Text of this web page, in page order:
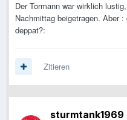
Der Tormann war wirklich
Nachmittag beigetragen. Aber
deppat?:
Zitieren
sturmtank1969